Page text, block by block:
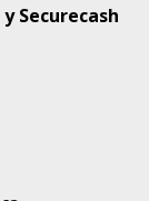
Securecash